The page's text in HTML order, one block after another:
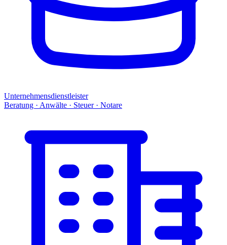
Unternehmensdienstleister
Beratung · Anwälte · Steuer · Notare